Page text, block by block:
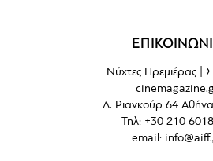
Νύχτες Πρεμιέρας |
Λ. Ριανκούρ 64
Τηλ: +30 210
email: